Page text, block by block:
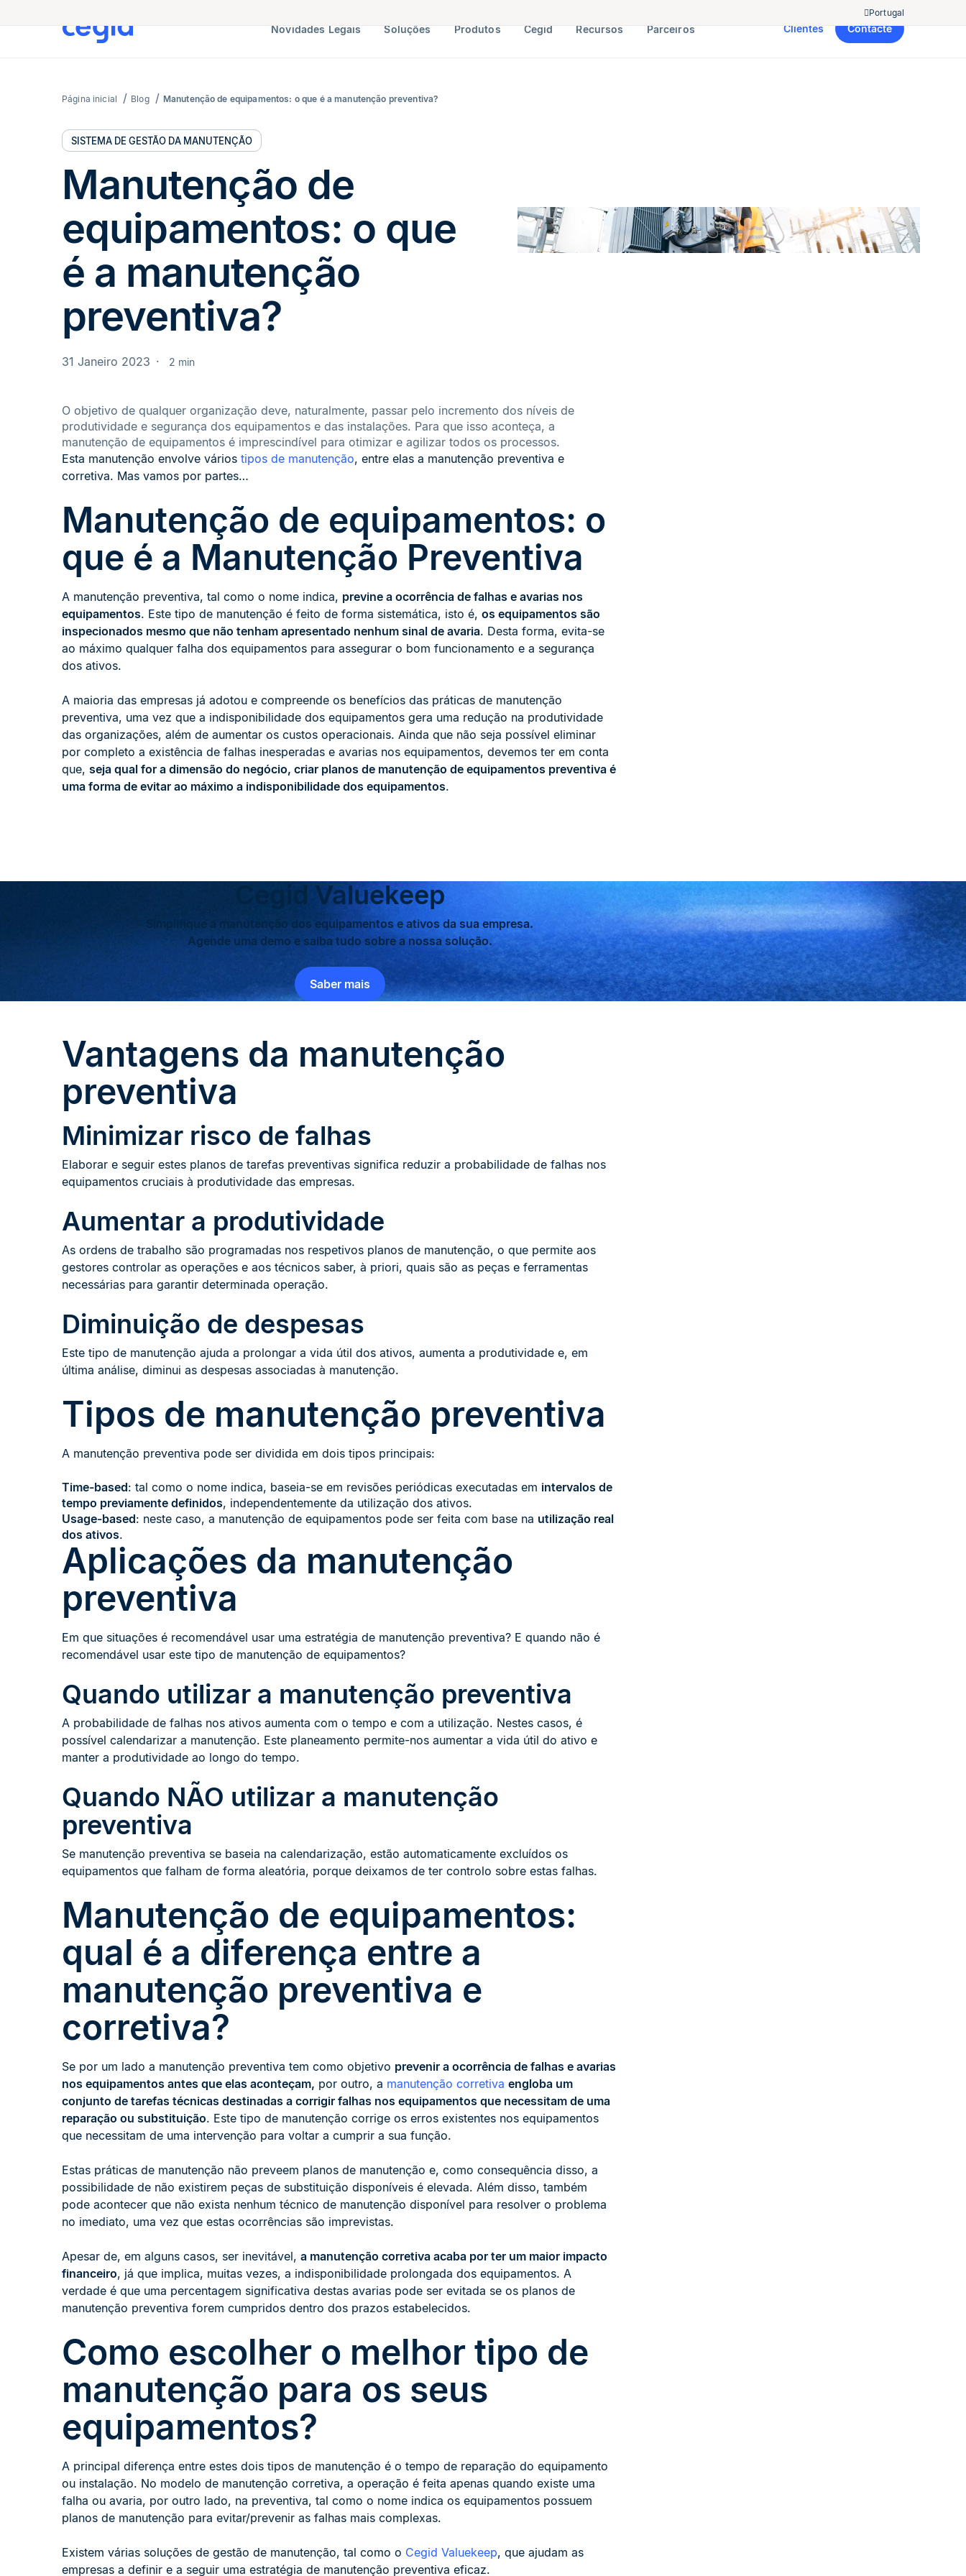
Portugal
Novidades Legais Soluções Produtos Cegid Recursos Parceiros Clientes Contacte
Página inicial Blog Manutenção de equipamentos: o que é a manutenção preventiva?
SISTEMA DE GESTÃO DA MANUTENÇÃO
Manutenção de
equipamentos: o que
é a manutenção
preventiva?
31 Janeiro 2023 2 min
O objetivo de qualquer organização deve, naturalmente, passar pelo incremento dos níveis de
produtividade e segurança dos equipamentos e das instalações. Para que isso aconteça, a
manutenção de equipamentos é imprescindível para otimizar e agilizar todos os processos.
Esta manutenção envolve vários tipos de manutenção, entre elas a manutenção preventiva e
corretiva. Mas vamos por partes…
Manutenção de equipamentos: o
que é a Manutenção Preventiva
A manutenção preventiva, tal como o nome indica, previne a ocorrência de falhas e avarias nos
equipamentos. Este tipo de manutenção é feito de forma sistemática, isto é, os equipamentos são
inspecionados mesmo que não tenham apresentado nenhum sinal de avaria. Desta forma, evita-se
ao máximo qualquer falha dos equipamentos para assegurar o bom funcionamento e a segurança
dos ativos.
A maioria das empresas já adotou e compreende os benefícios das práticas de manutenção
preventiva, uma vez que a indisponibilidade dos equipamentos gera uma redução na produtividade
das organizações, além de aumentar os custos operacionais. Ainda que não seja possível eliminar
por completo a existência de falhas inesperadas e avarias nos equipamentos, devemos ter em conta
que, seja qual for a dimensão do negócio, criar planos de manutenção de equipamentos preventiva é
uma forma de evitar ao máximo a indisponibilidade dos equipamentos.
Cegid Valuekeep
Simplifique a manutenção dos equipamentos e ativos da sua empresa.
Agende uma demo e saiba tudo sobre a nossa solução.
Saber mais
Vantagens da manutenção
preventiva
Minimizar risco de falhas
Elaborar e seguir estes planos de tarefas preventivas significa reduzir a probabilidade de falhas nos
equipamentos cruciais à produtividade das empresas.
Aumentar a produtividade
As ordens de trabalho são programadas nos respetivos planos de manutenção, o que permite aos
gestores controlar as operações e aos técnicos saber, à priori, quais são as peças e ferramentas
necessárias para garantir determinada operação.
Diminuição de despesas
Este tipo de manutenção ajuda a prolongar a vida útil dos ativos, aumenta a produtividade e, em
última análise, diminui as despesas associadas à manutenção.
Tipos de manutenção preventiva
A manutenção preventiva pode ser dividida em dois tipos principais:
Time-based: tal como o nome indica, baseia-se em revisões periódicas executadas em intervalos de
tempo previamente definidos, independentemente da utilização dos ativos.
Usage-based: neste caso, a manutenção de equipamentos pode ser feita com base na utilização real
dos ativos.
Aplicações da manutenção
preventiva
Em que situações é recomendável usar uma estratégia de manutenção preventiva? E quando não é
recomendável usar este tipo de manutenção de equipamentos?
Quando utilizar a manutenção preventiva
A probabilidade de falhas nos ativos aumenta com o tempo e com a utilização. Nestes casos, é
possível calendarizar a manutenção. Este planeamento permite-nos aumentar a vida útil do ativo e
manter a produtividade ao longo do tempo.
Quando NÃO utilizar a manutenção
preventiva
Se manutenção preventiva se baseia na calendarização, estão automaticamente excluídos os
equipamentos que falham de forma aleatória, porque deixamos de ter controlo sobre estas falhas.
Manutenção de equipamentos:
qual é a diferença entre a
manutenção preventiva e
corretiva?
Se por um lado a manutenção preventiva tem como objetivo prevenir a ocorrência de falhas e avarias
nos equipamentos antes que elas aconteçam, por outro, a manutenção corretiva engloba um
conjunto de tarefas técnicas destinadas a corrigir falhas nos equipamentos que necessitam de uma
reparação ou substituição. Este tipo de manutenção corrige os erros existentes nos equipamentos
que necessitam de uma intervenção para voltar a cumprir a sua função.
Estas práticas de manutenção não preveem planos de manutenção e, como consequência disso, a
possibilidade de não existirem peças de substituição disponíveis é elevada. Além disso, também
pode acontecer que não exista nenhum técnico de manutenção disponível para resolver o problema
no imediato, uma vez que estas ocorrências são imprevistas.
Apesar de, em alguns casos, ser inevitável, a manutenção corretiva acaba por ter um maior impacto
financeiro, já que implica, muitas vezes, a indisponibilidade prolongada dos equipamentos. A
verdade é que uma percentagem significativa destas avarias pode ser evitada se os planos de
manutenção preventiva forem cumpridos dentro dos prazos estabelecidos.
Como escolher o melhor tipo de
manutenção para os seus
equipamentos?
A principal diferença entre estes dois tipos de manutenção é o tempo de reparação do equipamento
ou instalação. No modelo de manutenção corretiva, a operação é feita apenas quando existe uma
falha ou avaria, por outro lado, na preventiva, tal como o nome indica os equipamentos possuem
planos de manutenção para evitar/prevenir as falhas mais complexas.
Existem várias soluções de gestão de manutenção, tal como o Cegid Valuekeep, que ajudam as
empresas a definir e a seguir uma estratégia de manutenção preventiva eficaz.